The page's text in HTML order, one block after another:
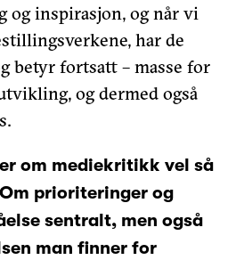
inspirasjon, og når vi
har de
betyr fortsatt – masse for
og dermed også
om mediekritikk vel så
prioriteringer og
sentralt, men også
man finner for